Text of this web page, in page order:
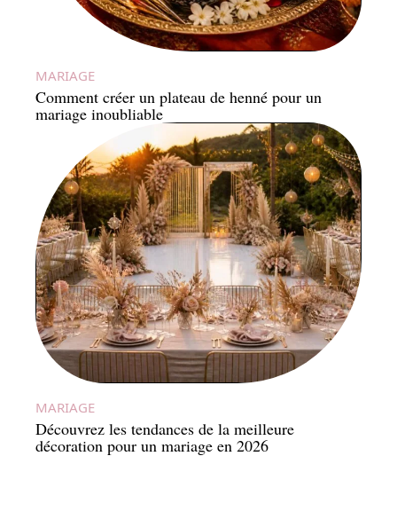
MARIAGE
Comment créer un plateau de henné pour un
mariage inoubliable
MARIAGE
Découvrez les tendances de la meilleure
décoration pour un mariage en 2026